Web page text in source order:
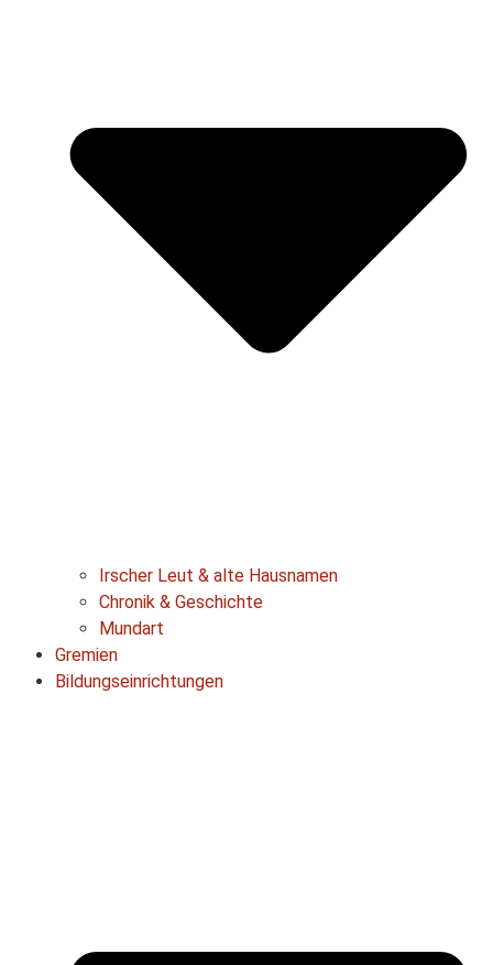
Irscher Leut & alte Hausnamen
Chronik & Geschichte
Mundart
Gremien
Bildungseinrichtungen